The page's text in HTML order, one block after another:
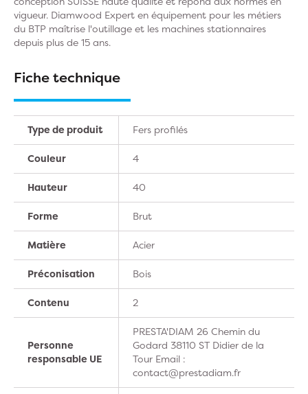
vigueur. Diamwood Expert en équipement pour les métiers
du BTP maîtrise l'outillage et les machines stationnaires
depuis plus de 15 ans.
Fiche technique
Type de produit Fers profilés
Couleur 4
Hauteur 40
Forme Brut
Matière Acier
Préconisation Bois
Contenu 2
Personne
responsable UE
PRESTA'DIAM 26 Chemin du
Godard 38110 ST Didier de la
Tour Email :
contact@prestadiam.fr